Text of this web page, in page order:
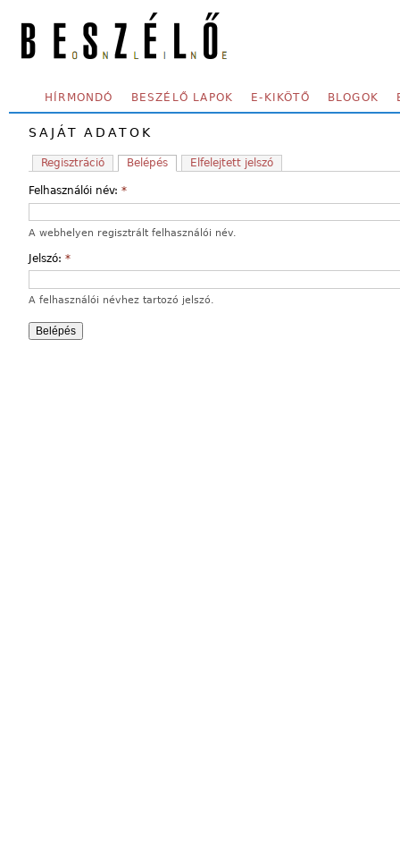
SECONDARY MENU
HÍRMONDÓ BESZÉLŐ LAPOK E-KIKÖTŐ BLOGOK
SAJÁT ADATOK
Regisztráció Belépés Elfelejtett jelszó
Felhasználói név: *
A webhelyen regisztrált felhasználói név.
Jelszó: *
A felhasználói névhez tartozó jelszó.